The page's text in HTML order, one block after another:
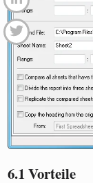
6.1 Vorteile